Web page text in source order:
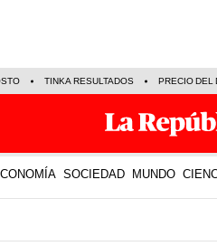
TINKA RESULTADOS PRECIO DEL
SOCIEDAD MUNDO